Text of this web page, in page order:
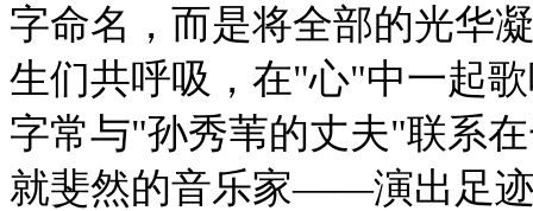
字命名，而是将全部的光华
生们共呼吸，在"心"中一起
字常与"孙秀苇的丈夫"联系
就斐然的音乐家——演出足